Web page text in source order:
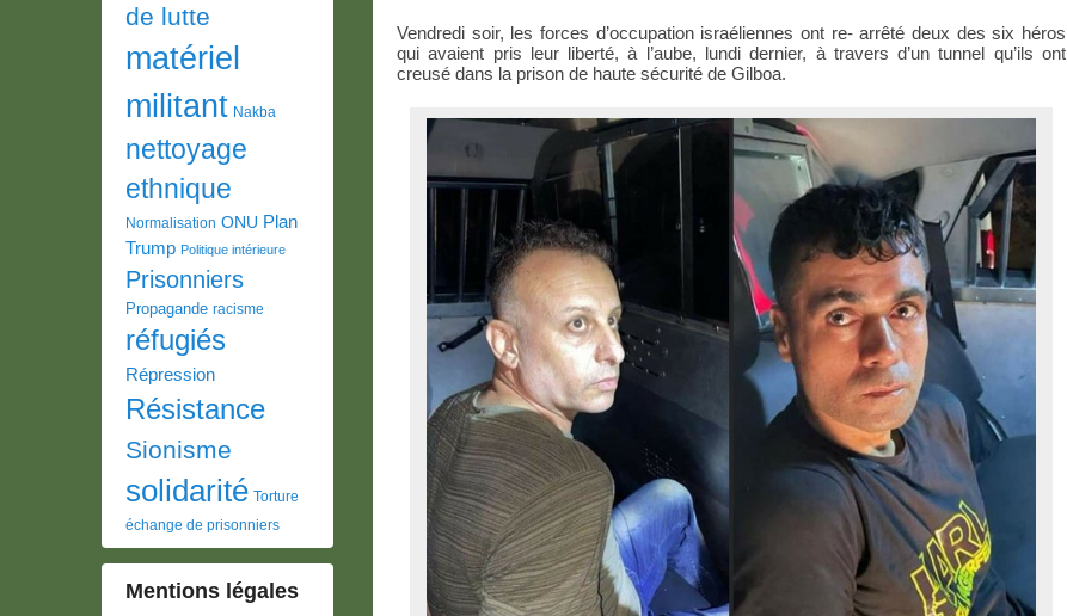
Vendredi soir, les forces d’occupation israéliennes ont re- arrêté deux des six héros
qui avaient pris leur liberté, à l’aube, lundi dernier, à travers d’un tunnel qu’ils ont
creusé dans la prison de haute sécurité de Gilboa.
de lutte
matériel
militant Nakba
nettoyage
ethnique
Normalisation ONU Plan
Trump Politique intérieure
Prisonniers
Propagande racisme
réfugiés
Répression
Résistance
Sionisme
solidarité Torture
échange de prisonniers
Mentions légales